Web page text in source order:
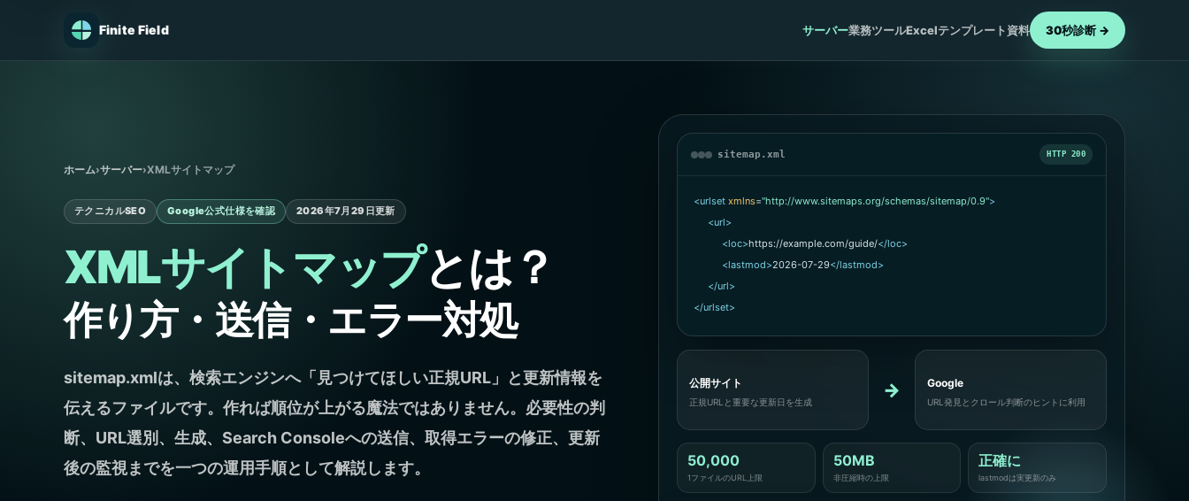
Finite Field サーバー業務ツールExcelテンプレート資料 30秒診断 →
ホーム›サーバー›XMLサイトマップ
テクニカルSEO Google公式仕様を確認 2026年7月29日更新
XMLサイトマップとは？
作り方・送信・エラー対処
sitemap.xmlは、検索エンジンへ「見つけてほしい正規URL」と更新情報を
伝えるファイルです。作れば順位が上がる魔法ではありません。必要性の判
断、URL選別、生成、Search Consoleへの送信、取得エラーの修正、更新
後の監視までを一つの運用手順として解説します。
sitemap.xml HTTP 200
<urlset xmlns="http://www.sitemaps.org/schemas/sitemap/0.9">
<url>
<loc>https://example.com/guide/</loc>
<lastmod>2026-07-29</lastmod>
</url>
</urlset>
公開サイト
正規URLと重要な更新日を生成
→ Google
URL発見とクロール判断のヒントに利用
50,000
1ファイルのURL上限
50MB
非圧縮時の上限
正確に
lastmodは実更新のみ